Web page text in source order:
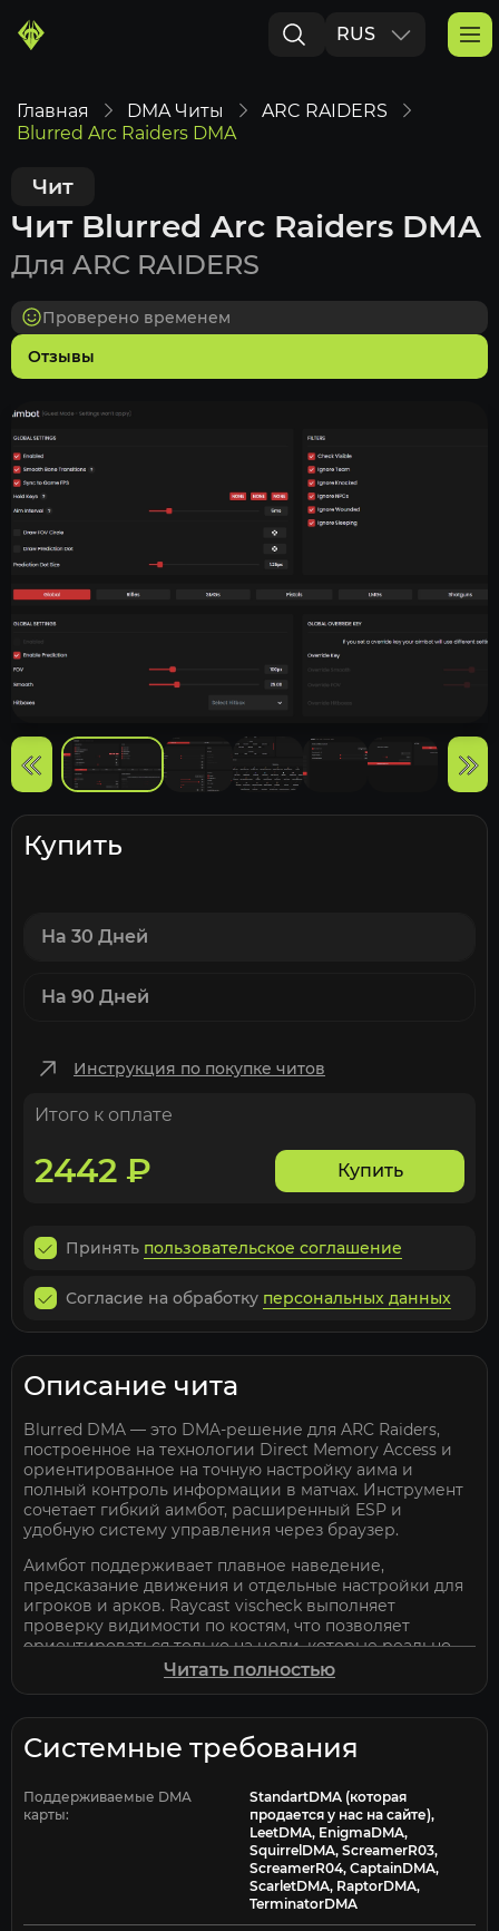
RUS
Главная DMA Читы
ARC RAIDERS
Blurred Arc Raiders DMA
Чит
Чит Blurred Arc Raiders DMA
Для ARC RAIDERS
Отзывы
Проверено временем
Купить
На 30 Дней
На 90 Дней
Инструкция по покупке читов
Итого к оплате
2442 ₽ Купить
Принять пользовательское соглашение
Согласие на обработку персональных данных
Описание чита
Blurred DMA — это DMA-решение для ARC Raiders,
построенное на технологии Direct Memory Access и
ориентированное на точную настройку аима и
полный контроль информации в матчах. Инструмент
сочетает гибкий аимбот, расширенный ESP и
удобную систему управления через браузер.
Аимбот поддерживает плавное наведение,
предсказание движения и отдельные настройки для
игроков и арков. Raycast vischeck выполняет
проверку видимости по костям, что позволяет
ориентироваться только на цели, которые реально
доступны по линии видимости.
элементами визуализации, а также World ESP для
оружия, патронов и предметов через стены.
Дополнительно доступен Arc ESP с отображением
Blurred DMA работает на версиях ARC Raiders из
Steam и Microsoft/Xbox Store. Управление
реализовано через Web Menu, что позволяет
открывать меню с любого устройства через браузер.
Система Cloud Configs поддерживает сохранение
Читать полностью
Системные требования
Поддерживаемые DMA
карты:
StandartDMA (которая
продается у нас на сайте),
LeetDMA, EnigmaDMA,
SquirrelDMA, ScreamerR03,
ScreamerR04, CaptainDMA,
ScarletDMA, RaptorDMA,
TerminatorDMA